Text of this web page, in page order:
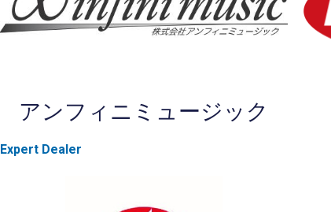
アンフィニミュージック
Expert Dealer